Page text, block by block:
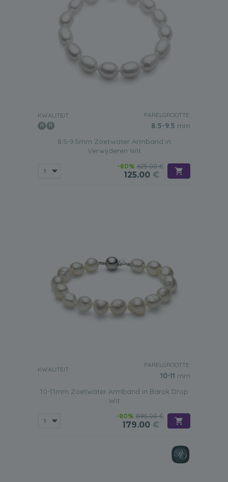
KWALITEIT: PARELGROOTTE:
8.5-9.5 mm
8.5-9.5mm Zoetwater Armband in
Verwijderen Wit
-80% 625.00 €
125.00 €
KWALITEIT:
PARELGROOTTE:
10-11 mm
10-11mm Zoetwater Armband in Barok Drop
Wit
-80% 895.00 €
179.00 €